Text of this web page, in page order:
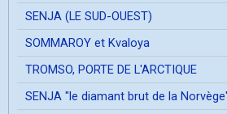
SENJA (LE SUD-OUEST)
SOMMAROY et Kvaloya
TROMSO, PORTE DE L'ARCTIQUE
SENJA "le diamant brut de la